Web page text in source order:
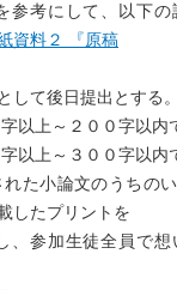
考にして、以下の
資料２ 『原稿
て後日提出とする。
上～２００字以内で
上～３００字以内で
た小論文のうちの
したプリントを
参加生徒全員で想